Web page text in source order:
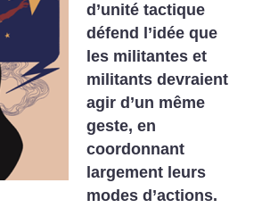
d’unité tactique
défend l’idée que
les militantes et
militants devraient
agir d’un même
geste, en
coordonnant
largement leurs
modes d’actions.